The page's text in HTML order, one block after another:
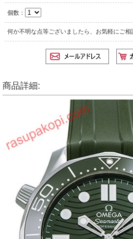
個数：
何か不明な点等ございましたら、お気軽にご相
商品詳細: